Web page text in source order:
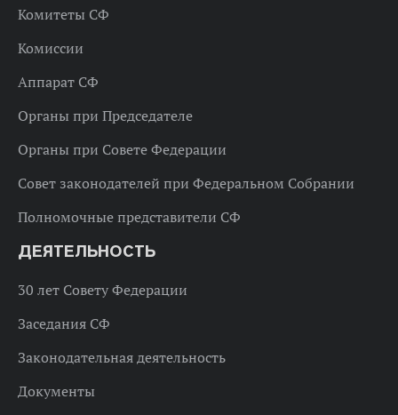
Комитеты СФ
Комиссии
Аппарат СФ
Органы при Председателе
Органы при Совете Федерации
Совет законодателей при Федеральном Собрании
Полномочные представители СФ
ДЕЯТЕЛЬНОСТЬ
30 лет Совету Федерации
Заседания СФ
Законодательная деятельность
Документы